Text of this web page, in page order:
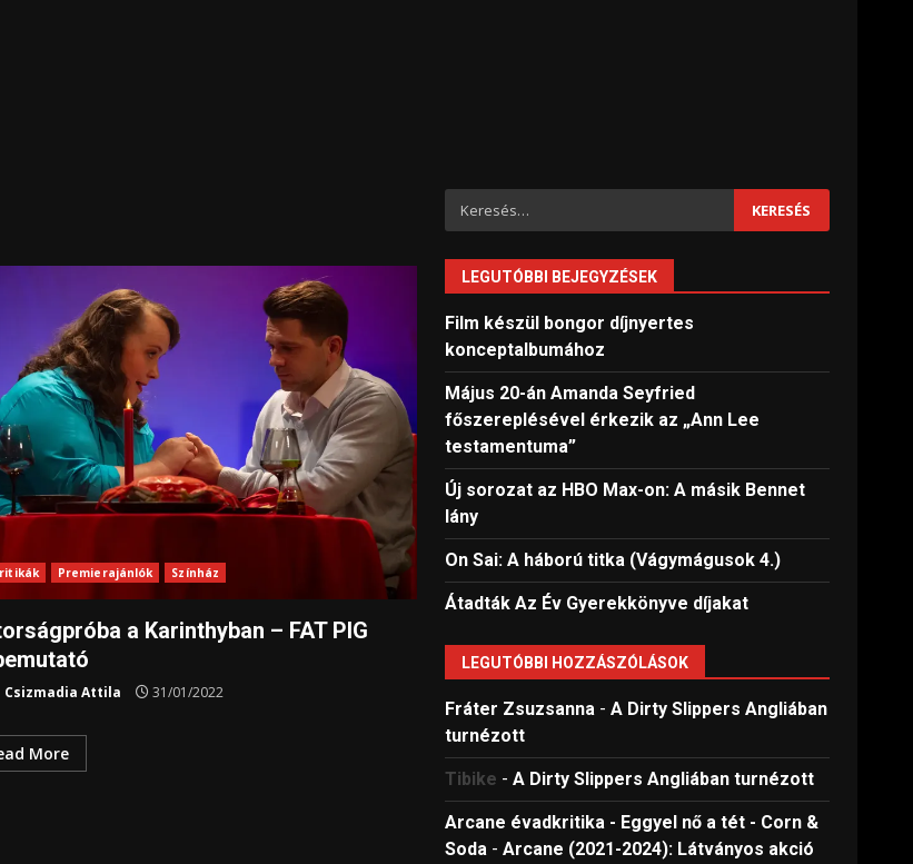
Premierajánlók Színház
a Karinthyban – FAT PIG
Csizmadia Attila 31/01/2022
More
Keresés:
LEGUTÓBBI BEJEGYZÉSEK
Film készül bongor díjnyertes
konceptalbumához
Május 20-án Amanda Seyfried
főszereplésével érkezik az „Ann Lee
testamentuma”
Új sorozat az HBO Max-on: A másik Bennet
lány
On Sai: A ​háború titka (Vágymágusok 4.)
Átadták Az Év Gyerekkönyve díjakat
LEGUTÓBBI HOZZÁSZÓLÁSOK
Fráter Zsuzsanna -A Dirty Slippers Angliában
turnézott
Tibike -A Dirty Slippers Angliában turnézott
Arcane évadkritika - Eggyel nő a tét - Corn &
Soda -Arcane (2021-2024): Látványos akció